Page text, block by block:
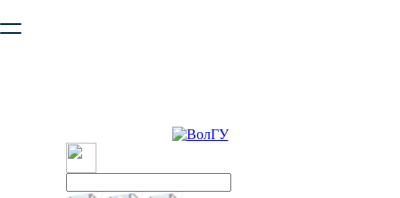
безопасную работу с сайтом. Пожалуйста